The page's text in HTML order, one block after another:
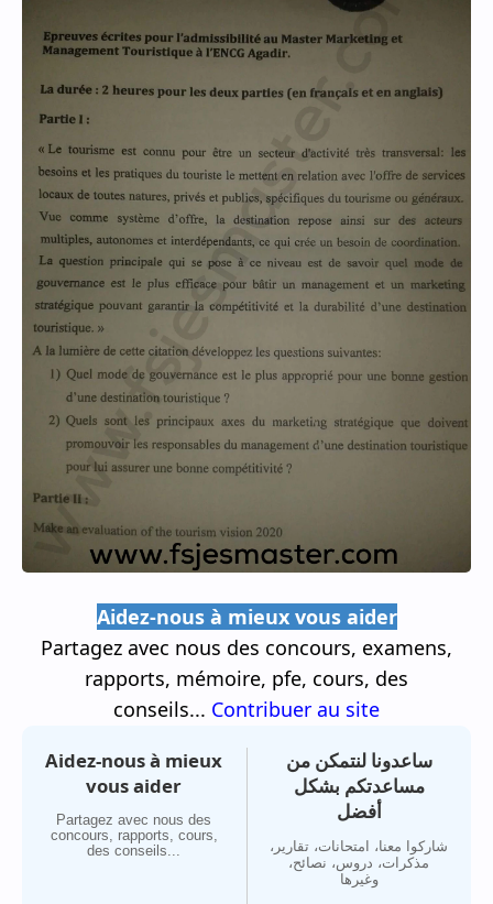
Aidez-nous à mieux vous aider
Partagez avec nous des concours, examens,
rapports, mémoire, pfe, cours, des
conseils... Contribuer au site
Aidez-nous à mieux
vous aider
Partagez avec nous des
concours, rapports, cours,
des conseils...
ساعدونا لنتمكن من
مساعدتكم بشكل
أفضل
شاركوا معنا، امتحانات، تقارير،
مذكرات، دروس، نصائح،
وغيرها